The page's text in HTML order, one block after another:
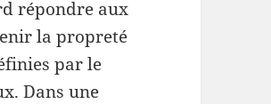
répondre aux
la propreté
par le
Dans une